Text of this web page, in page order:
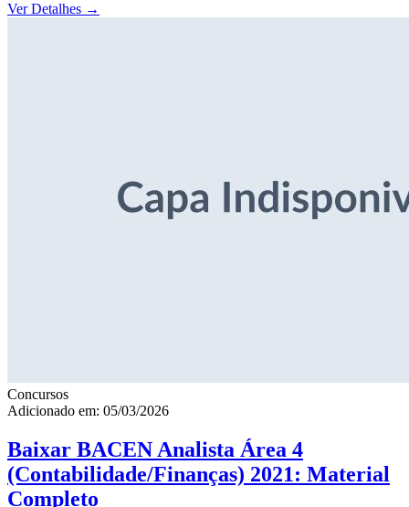
Ver Detalhes →
Concursos
Adicionado em: 05/03/2026
Baixar BACEN Analista Área 4
(Contabilidade/Finanças) 2021: Material
Completo